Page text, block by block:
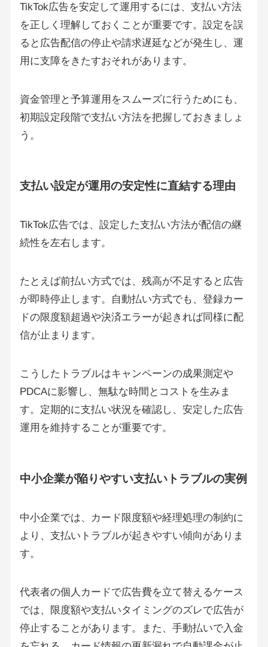
TikTok広告を安定して運用するには、支払い方法
を正しく理解しておくことが重要です。設定を誤
ると広告配信の停止や請求遅延などが発生し、運
用に支障をきたすおそれがあります。
資金管理と予算運用をスムーズに行うためにも、
初期設定段階で支払い方法を把握しておきましょ
う。
支払い設定が運用の安定性に直結する理由
TikTok広告では、設定した支払い方法が配信の継
続性を左右します。
たとえば前払い方式では、残高が不足すると広告
が即時停止します。自動払い方式でも、登録カー
ドの限度額超過や決済エラーが起きれば同様に配
信が止まります。
こうしたトラブルはキャンペーンの成果測定や
PDCAに影響し、無駄な時間とコストを生みま
す。定期的に支払い状況を確認し、安定した広告
運用を維持することが重要です。
中小企業が陥りやすい支払いトラブルの実例
中小企業では、カード限度額や経理処理の制約に
より、支払いトラブルが起きやすい傾向がありま
す。
代表者の個人カードで広告費を立て替えるケース
では、限度額や支払いタイミングのズレで広告が
停止することがあります。また、手動払いで入金